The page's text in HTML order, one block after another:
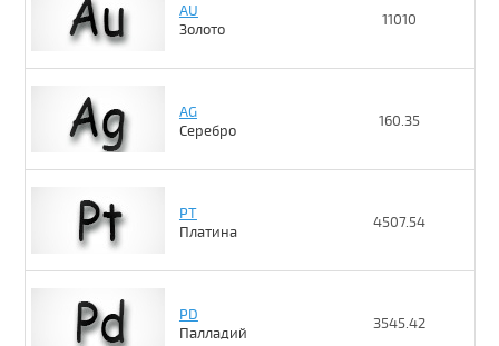
AU
Золото
11010
AG
Серебро
160.35
PT
Платина
4507.54
PD
Палладий
3545.42